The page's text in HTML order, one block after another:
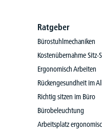
Ratgeber
Bürostuhlmechaniken
Kostenübernahme Sitz-
Ergonomisch Arbeiten
Rückengesundheit im
Richtig sitzen im Büro
Bürobeleuchtung
Arbeitsplatz